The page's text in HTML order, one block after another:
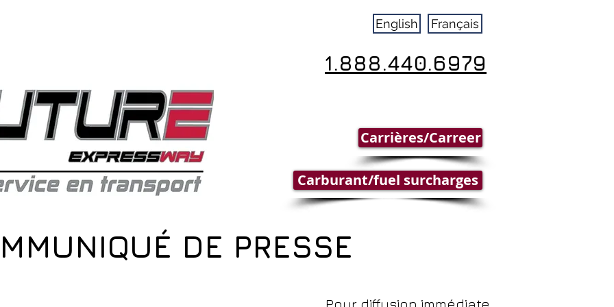
English Français
1.888.440.6979
Carrières/Carreer
Carburant/fuel surcharges
DE PRESSE